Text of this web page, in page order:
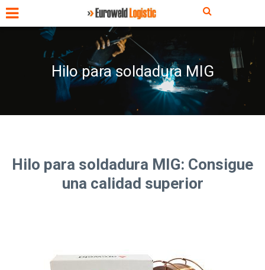
Hilo para soldadura MIG
Hilo para soldadura MIG: Consigue
una calidad superior